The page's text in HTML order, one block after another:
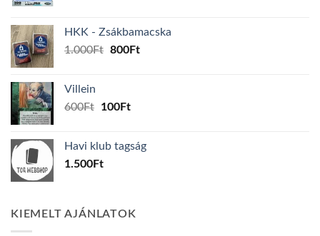
160Ft.150Ft.
HKK - Zsákbamacska
1.000Ft Original
800FtCurrent
Villein
600Ft
Original
600Ft.
100FtCurrent
100Ft.
Havi klub tagság
1.500Ft
KIEMELT AJÁNLATOK